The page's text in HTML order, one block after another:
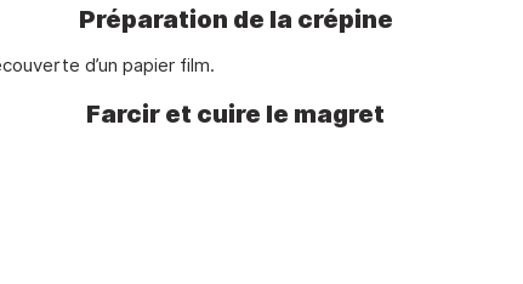
Préparation de la crépine
d’un papier film.
Farcir et cuire le magret